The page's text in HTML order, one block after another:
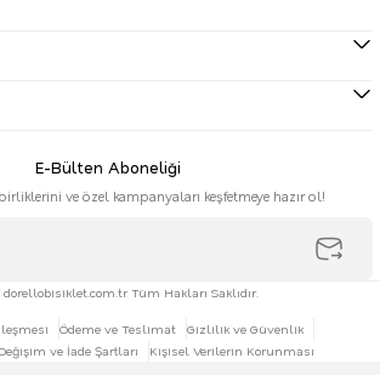
E-Bülten Aboneliği
ve özel kampanyaları keşfetmeye hazır ol!
dorellobisiklet.com.tr Tüm Hakları Saklıdır.
Ödeme ve Teslimat
Gizlilik ve Güvenlik
Değişim ve İade Şartları Kişisel Verilerin Korunması